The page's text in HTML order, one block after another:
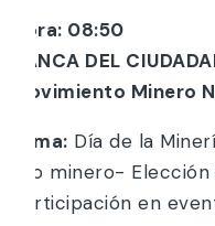
Hora: 08:50
BANCA DEL
Movimiento Minero
Tema: Día de la
Pro minero-
participación en